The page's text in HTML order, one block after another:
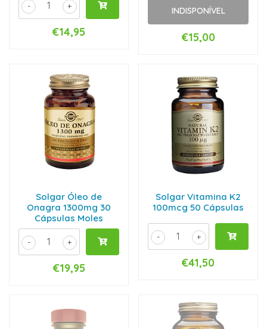
+
-
€14,95
INDISPONÍVEL
€15,00
Solgar Óleo de
Onagra 1300mg 30
Cápsulas Moles
+
-
€19,95
Solgar Vitamina K2
100mcg 50 Cápsulas
+
-
€41,50